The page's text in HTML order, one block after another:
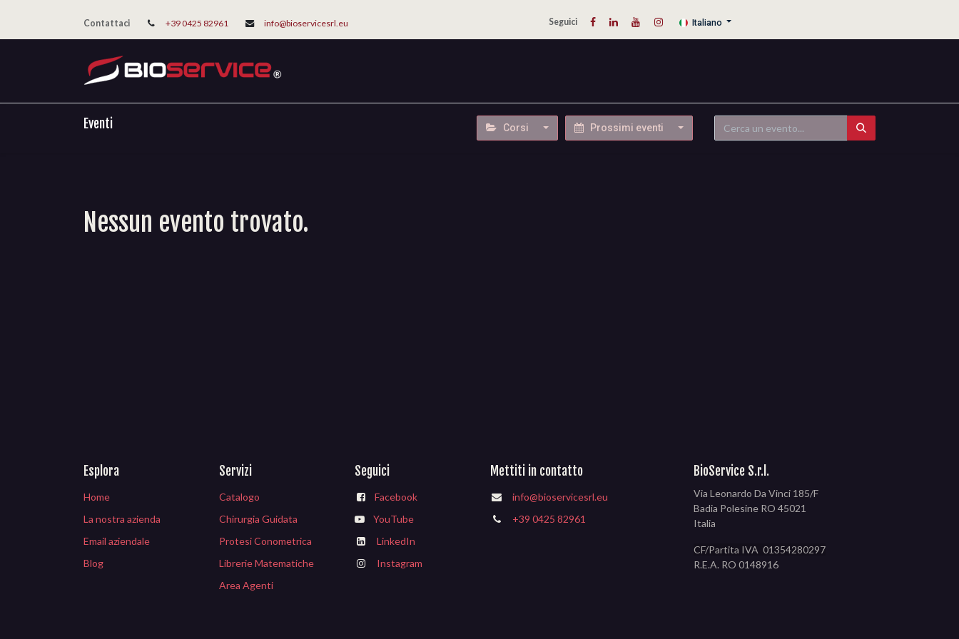
Contattaci +39 0425 82961 info@bioservicesrl.eu Seguici Italiano
Eventi Corsi Prossimi eventi
Nessun evento trovato.
Esplora
Home
La nostra azienda
Email aziendale
Blog
Servizi
Catalogo
Chirurgia Guidata
Protesi Conometrica
Librerie Matematiche
Area Agenti
Seguici
Facebook
YouTube
LinkedIn
Instagram
Mettiti in contatto
info@bioservicesrl.eu
+39 0425 82961
BioService S.r.l.
Via Leonardo Da Vinci 185/F
Badia Polesine RO 45021
Italia
CF/Partita IVA 01354280297
R.E.A. RO 0148916